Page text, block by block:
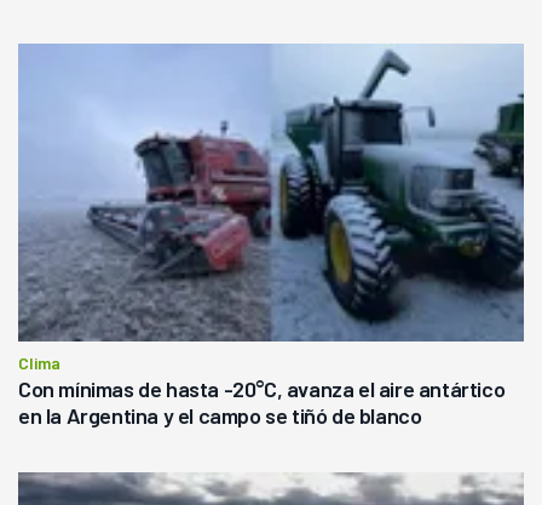
Clima
Con mínimas de hasta -20°C, avanza el aire antártico
en la Argentina y el campo se tiñó de blanco